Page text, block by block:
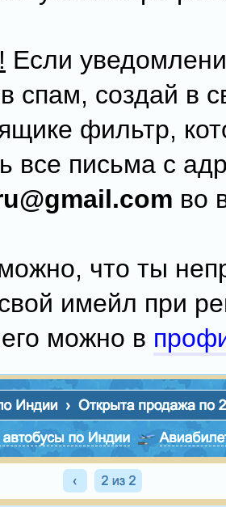
Если
спам, создай в
фильтр,
все письма с
во
что ты
имейл при
можно в